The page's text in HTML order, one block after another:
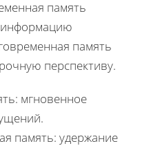
память
информацию
память
перспективу.
мгновенное
память: удержание